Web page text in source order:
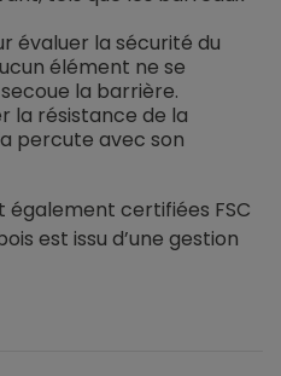
évaluer la sécurité du
élément ne se
la barrière.
la résistance de la
percute avec son
également certifiées FSC
est issu d’une gestion